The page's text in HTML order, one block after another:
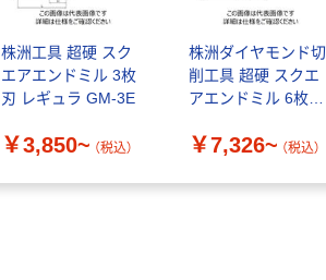
株洲工具 超硬 スク
エアエンドミル 3枚
刃 レギュラ GM-3E
￥3,850~ （税込）
株洲ダイヤモンド切
削工具 超硬 スクエ
アエンドミル 6枚刃
￥7,326~ （税込）